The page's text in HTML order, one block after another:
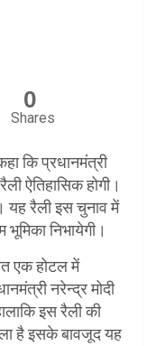
0
Shares
कि प्रधानमंत्री
ऐतिहासिक होगी।
यह रैली इस चुनाव में
निभायेगी।
एक होटल में
नरेन्द्र मोदी
इस रैली की
है इसके बावजूद यह